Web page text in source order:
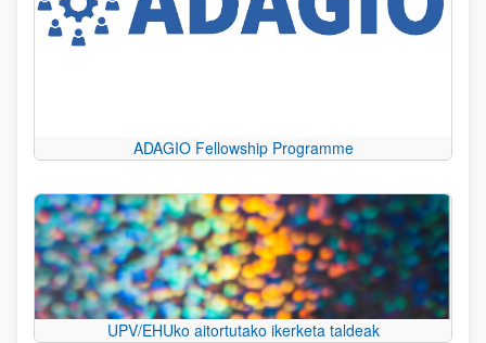
ADAGIO Fellowship Programme
UPV/EHUko aitortutako ikerketa taldeak